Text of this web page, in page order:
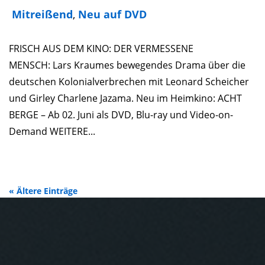
Mitreißend, Neu auf DVD
FRISCH AUS DEM KINO: DER VERMESSENE
MENSCH: Lars Kraumes bewegendes Drama über die
deutschen Kolonialverbrechen mit Leonard Scheicher
und Girley Charlene Jazama. Neu im Heimkino: ACHT
BERGE – Ab 02. Juni als DVD, Blu-ray und Video-on-
Demand WEITERE...
« Ältere Einträge